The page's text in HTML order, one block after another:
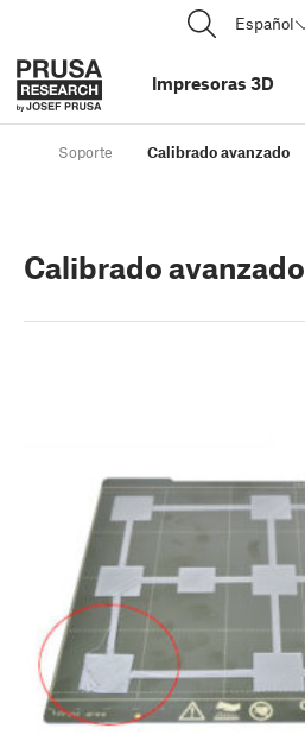
Español
Impresoras 3D
Soporte Calibrado avanzado
Calibrado avanzado